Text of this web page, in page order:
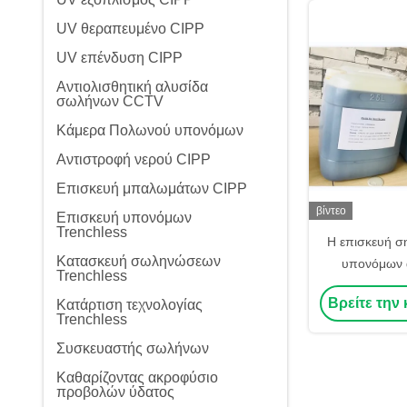
UV θεραπευμένο CIPP
UV επένδυση CIPP
Αντιολισθητική αλυσίδα
σωλήνων CCTV
Κάμερα Πολωνού υπονόμων
Αντιστροφή νερού CIPP
Επισκευή μπαλωμάτων CIPP
Επισκευή υπονόμων
Trenchless
Κατασκευή σωληνώσεων
Trenchless
Κατάρτιση τεχνολογίας
Trenchless
Συσκευαστής σωλήνων
Καθαρίζοντας ακροφύσιο
προβολών ύδατος
βίντεο
Η επισκευή
υπονόμων
υπόγεια
Βρείτε την